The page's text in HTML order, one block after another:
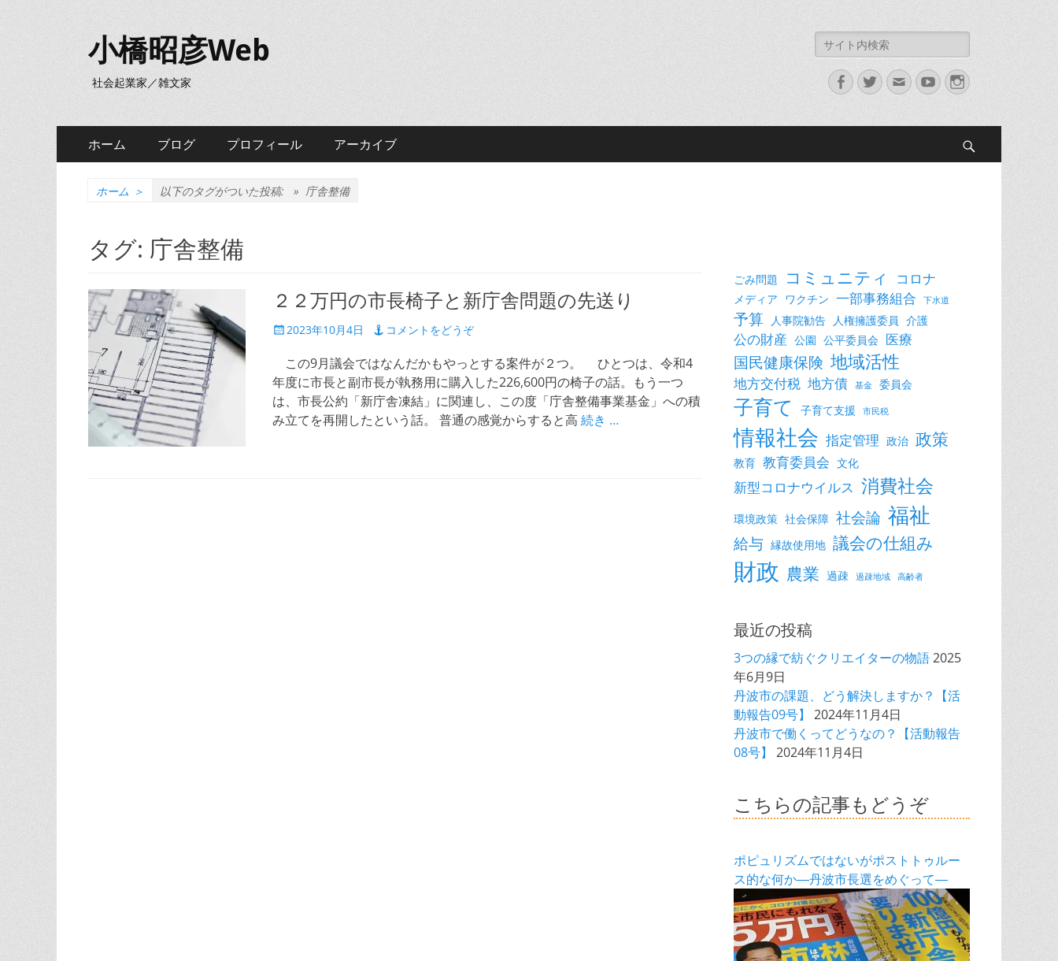
小橋昭彦Web
社会起業家／雑文家
検
索:
Facebook
Twitter
メ
ー
YouTubeInstagram
メ
イ
ニ
ー
ホーム ブログ プロフィール アーカイブ
ホーム ＞ 以下のタグがついた投稿: » 庁舎整備
タグ: 庁舎整備
２２万円の市長椅子と新庁舎問題の先送り
投 2023年10月4日 コメントをどうぞ
この9月議会ではなんだかもやっとする案件が２つ。 ひとつは、令和4
年度に市長と副市長が執務用に購入した226,600円の椅子の話。もう一つ
は、市長公約「新庁舎凍結」に関連し、この度「庁舎整備事業基金」への積
み立てを再開したという話。 普通の感覚からすると高 続き …
ごみ問題 コミュニティ コロナ
メディア ワクチン 一部事務組合 下水道
予算 人事院勧告 人権擁護委員 介護
公の財産 公園 公平委員会 医療
国民健康保険 地域活性
地方交付税 地方債 基金 委員会
子育て 子育て支援 市民税
情報社会 指定管理 政治 政策
教育 教育委員会 文化
新型コロナウイルス 消費社会
環境政策 社会保障 社会論 福祉
給与 縁故使用地 議会の仕組み
財政 農業 過疎 過疎地域 高齢者
最近の投稿
3つの縁で紡ぐクリエイターの物語2025
年6月9日
丹波市の課題、どう解決しますか？【活
動報告09号】
2024年11月4日
丹波市で働くってどうなの？【活動報告
08号】
2024年11月4日
こちらの記事もどうぞ
ポピュリズムではないがポストトゥルー
ス的な何か―丹波市長選をめぐって―